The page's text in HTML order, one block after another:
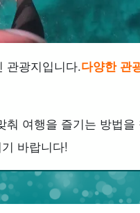
관광지입니다.다양한 관
여행을 즐기는 방법
바랍니다!